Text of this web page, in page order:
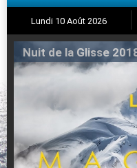
Lundi 10 Août 2026
Nuit de la Glisse